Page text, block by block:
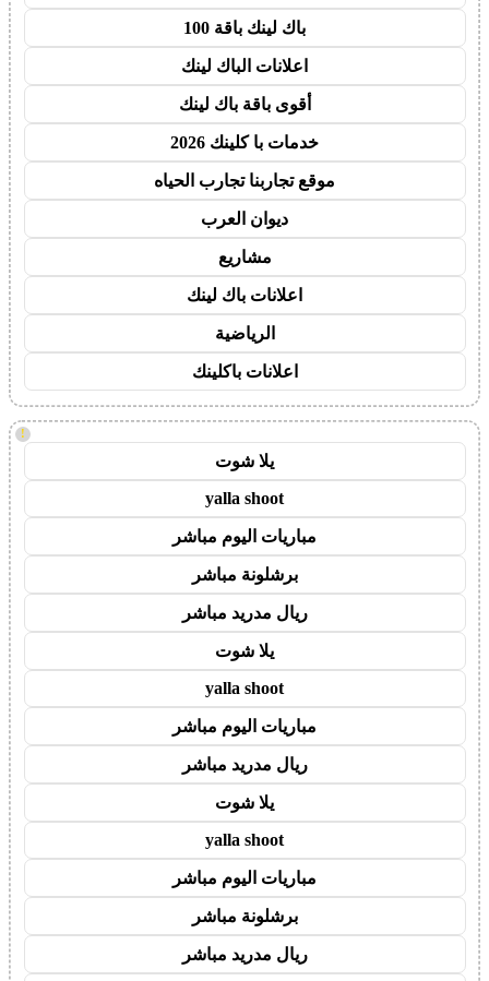
باك لينك باقة 100
اعلانات الباك لينك
أقوى باقة باك لينك
خدمات با كلينك 2026
موقع تجاربنا تجارب الحياه
ديوان العرب
مشاريع
اعلانات باك لينك
الرياضية
اعلانات باكلينك
!
يلا شوت
yalla shoot
مباريات اليوم مباشر
برشلونة مباشر
ريال مدريد مباشر
يلا شوت
yalla shoot
مباريات اليوم مباشر
ريال مدريد مباشر
يلا شوت
yalla shoot
مباريات اليوم مباشر
برشلونة مباشر
ريال مدريد مباشر